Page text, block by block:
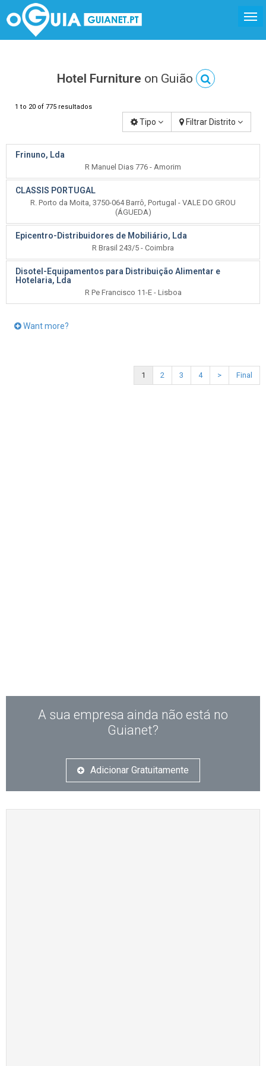
Hotel Furniture on Guião
1 to 20 of 775 resultados
Tipo Filtrar Distrito
Frinuno, Lda
R Manuel Dias 776 - Amorim
CLASSIS PORTUGAL
R. Porto da Moita, 3750-064 Barrô, Portugal - VALE DO GROU
(ÁGUEDA)
Epicentro-Distribuidores de Mobiliário, Lda
R Brasil 243/5 - Coimbra
Disotel-Equipamentos para Distribuição Alimentar e
Hotelaria, Lda
R Pe Francisco 11-E - Lisboa
Want more?
1 2 3 4 > Final
A sua empresa ainda não está no
Guianet?
Adicionar Gratuitamente